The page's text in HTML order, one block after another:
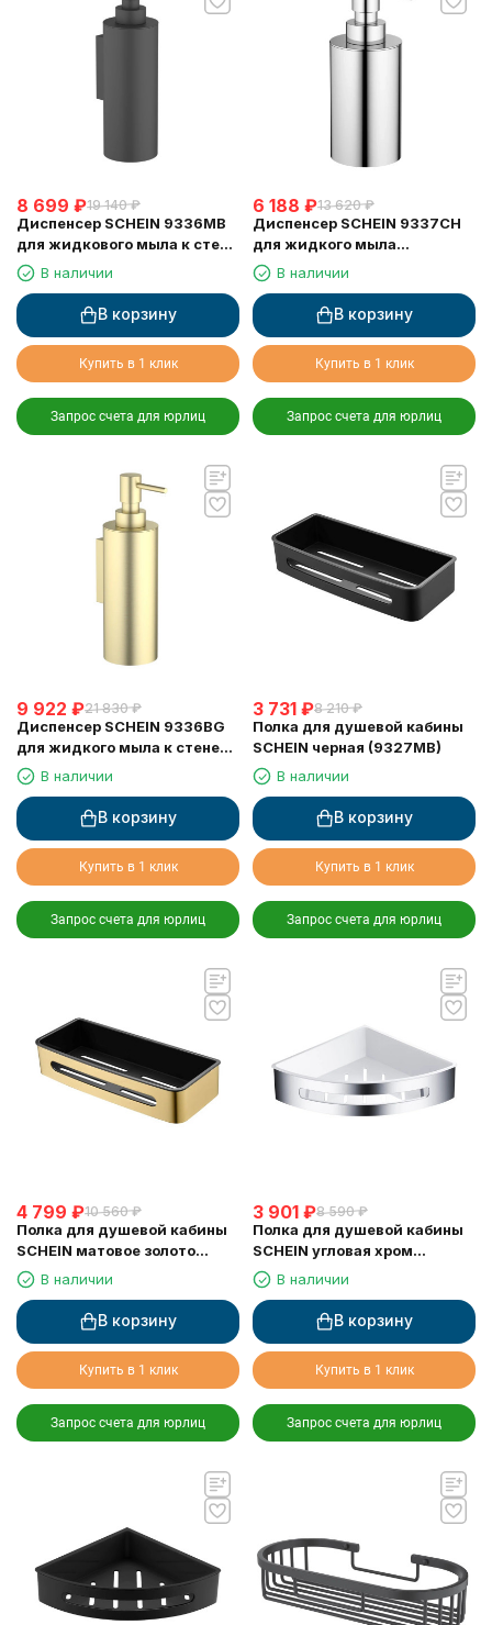
8 699 ₽19 140 ₽
Диспенсер SCHEIN 9336MB
для жидкового мыла к стене
черныйВ наличии
В корзину
Купить в 1 клик
Запрос счета для юрлиц
6 188 ₽13 620 ₽
Диспенсер SCHEIN 9337CH
для жидкого мыла
настольный хром
В наличии
В корзину
Купить в 1 клик
Запрос счета для юрлиц
9 922 ₽21 830 ₽
Диспенсер SCHEIN 9336BG
для жидкого мыла к стене
матовое золото
В наличии
В корзину
Купить в 1 клик
Запрос счета для юрлиц
3 731 ₽8 210 ₽
Полка для душевой кабины
SCHEIN черная (9327MB)
В наличии
В корзину
Купить в 1 клик
Запрос счета для юрлиц
4 799 ₽10 560 ₽
Полка для душевой кабины
SCHEIN матовое золото
(9327BG)
В наличии
В корзину
Купить в 1 клик
Запрос счета для юрлиц
3 901 ₽8 590 ₽
Полка для душевой кабины
SCHEIN угловая хром
(9326CH)
В наличии
В корзину
Купить в 1 клик
Запрос счета для юрлиц